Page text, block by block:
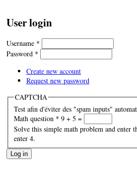
User login
Username *
Password *
Create new account
Request new password
CAPTCHA
Test afin d'éviter des "spam inputs"
Math question * 9 + 5 =
Solve this simple math problem and enter
enter 4.